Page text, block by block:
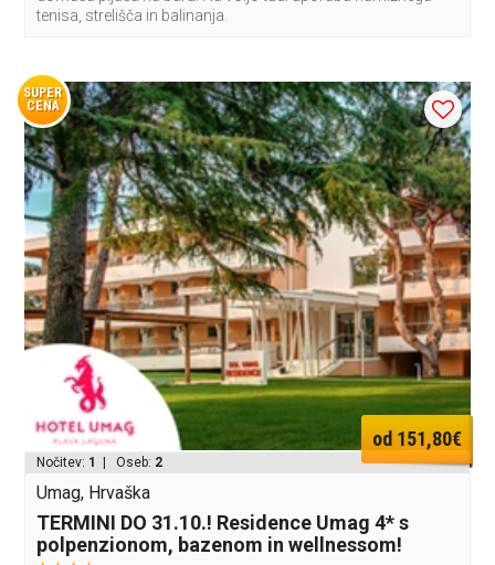
tenisa, strelišča in balinanja.
SUPER
CENA
od 151,80€
Nočitev: 1 | Oseb: 2
Umag, Hrvaška
TERMINI DO 31.10.! Residence Umag 4* s
polpenzionom, bazenom in wellnessom!